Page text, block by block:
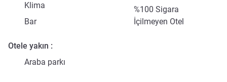
Klima
Bar
%100 Sigara
İçilmeyen Otel
Otele yakın
Araba parkı